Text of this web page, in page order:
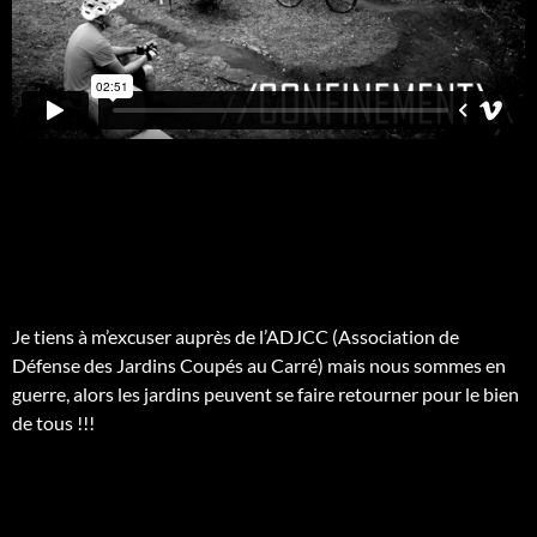
Je tiens à m’excuser auprès de l’ADJCC (Association de
Défense des Jardins Coupés au Carré) mais nous sommes en
guerre, alors les jardins peuvent se faire retourner pour le bien
de tous !!!